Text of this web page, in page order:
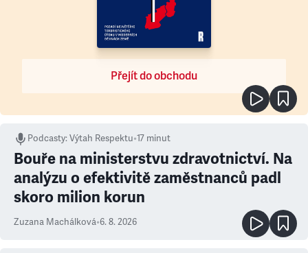
Přejít do obchodu
Podcasty:Výtah Respektu•17 minut
Bouře na ministerstvu zdravotnictví. Na
analýzu o efektivitě zaměstnanců padl
skoro milion korun
Zuzana Machálková•6. 8. 2026